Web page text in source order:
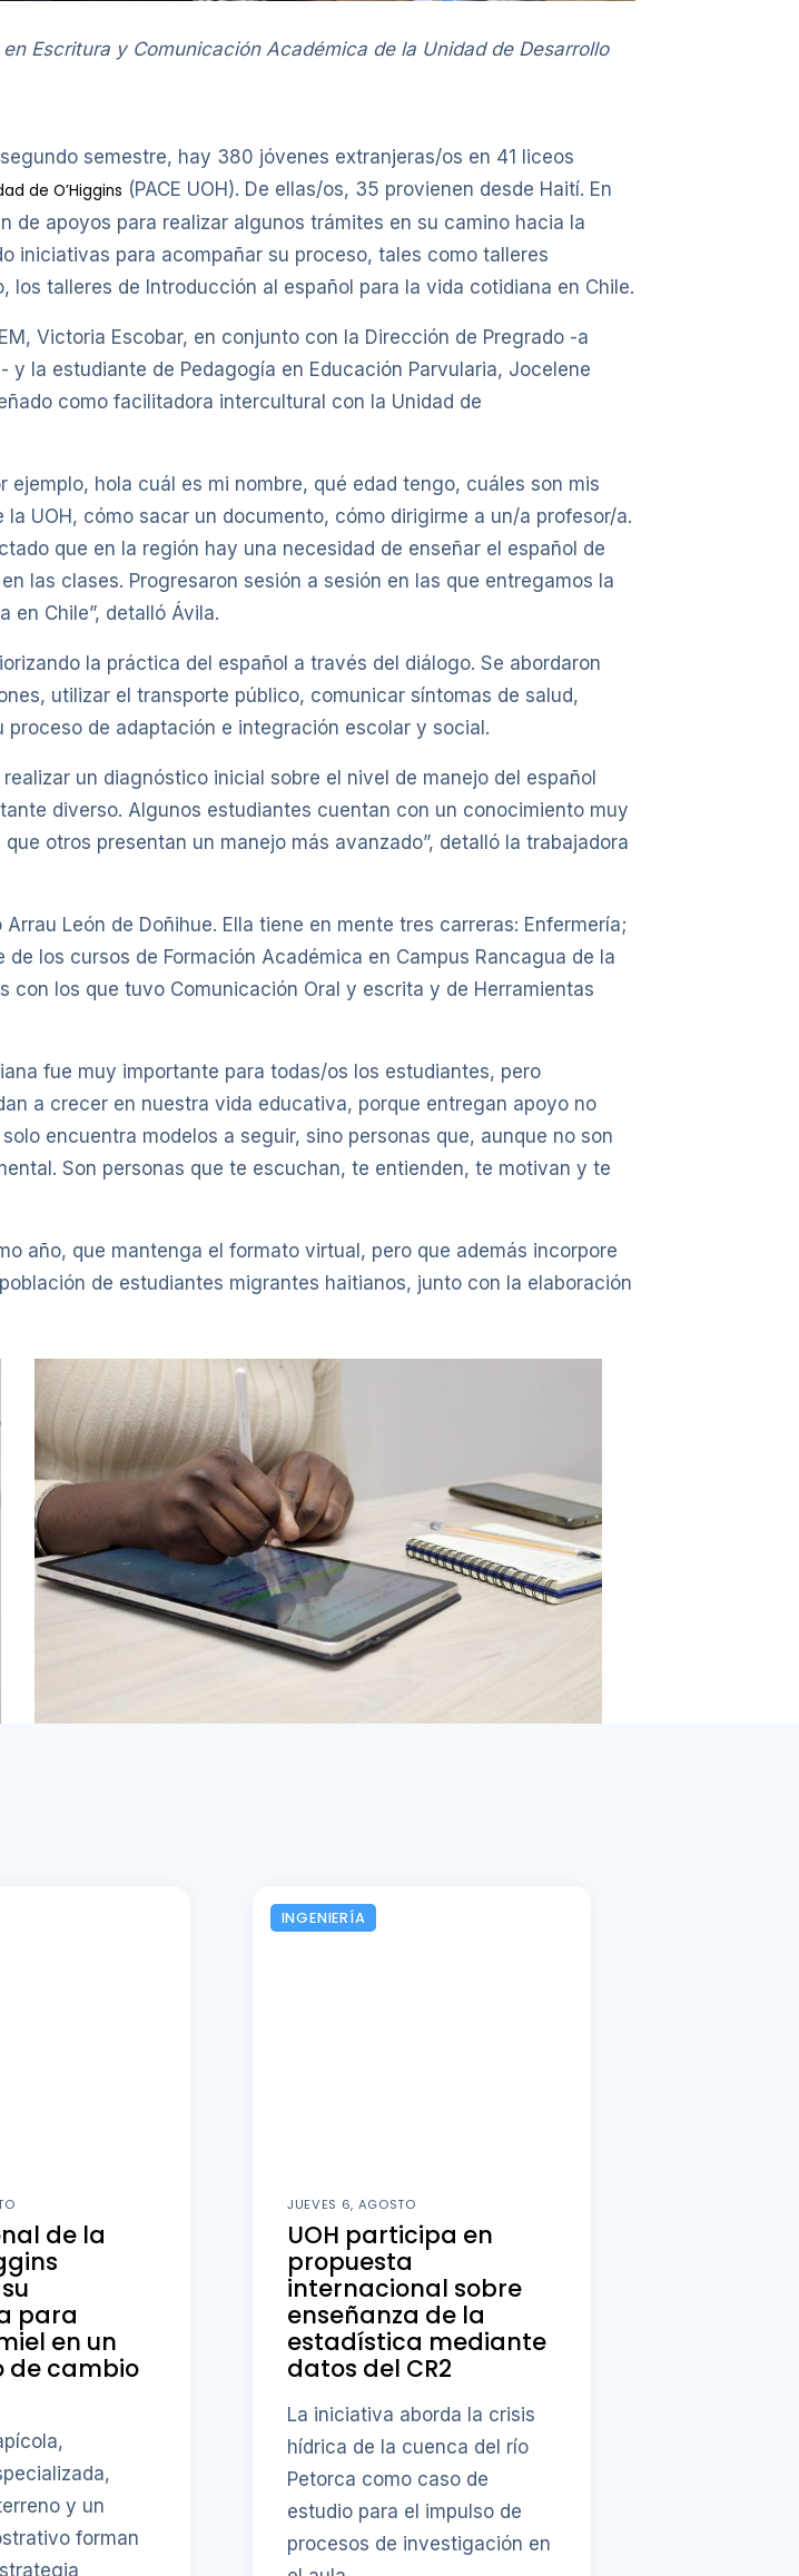
Escritura y Comunicación Académica de la Unidad de Desarrollo
semestre, hay 380 jóvenes extranjeras/os en 41 liceos
de O’Higgins (PACE UOH). De ellas/os, 35 provienen desde Haití. En
de apoyos para realizar algunos trámites en su camino hacia la
iniciativas para acompañar su proceso, tales como talleres
talleres de Introducción al español para la vida cotidiana en Chile.
Victoria Escobar, en conjunto con la Dirección de Pregrado -a
la estudiante de Pedagogía en Educación Parvularia, Jocelene
como facilitadora intercultural con la Unidad de
hola cuál es mi nombre, qué edad tengo, cuáles son mis
UOH, cómo sacar un documento, cómo dirigirme a un/a profesor/a.
que en la región hay una necesidad de enseñar el español de
las clases. Progresaron sesión a sesión en las que entregamos la
en Chile”, detalló Ávila.
la práctica del español a través del diálogo. Se abordaron
utilizar el transporte público, comunicar síntomas de salud,
de adaptación e integración escolar y social.
un diagnóstico inicial sobre el nivel de manejo del español
diverso. Algunos estudiantes cuentan con un conocimiento muy
otros presentan un manejo más avanzado”, detalló la trabajadora
León de Doñihue. Ella tiene en mente tres carreras: Enfermería;
los cursos de Formación Académica en Campus Rancagua de la
con los que tuvo Comunicación Oral y escrita y de Herramientas
fue muy importante para todas/os los estudiantes, pero
a crecer en nuestra vida educativa, porque entregan apoyo no
encuentra modelos a seguir, sino personas que, aunque no son
Son personas que te escuchan, te entienden, te motivan y te
año, que mantenga el formato virtual, pero que además incorpore
de estudiantes migrantes haitianos, junto con la elaboración
de la
para
en un
de cambio
y un
forman
INGENIERÍA
JUEVES 6, AGOSTO
UOH participa en
propuesta
internacional sobre
enseñanza de la
estadística mediante
datos del CR2
La iniciativa aborda la crisis
hídrica de la cuenca del río
Petorca como caso de
estudio para el impulso de
procesos de investigación en